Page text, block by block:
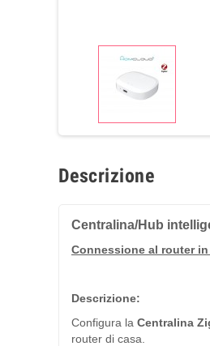
Descrizione
Centralina/Hub
Connessione al router
Descrizione:
Configura la Centralina
router di casa.